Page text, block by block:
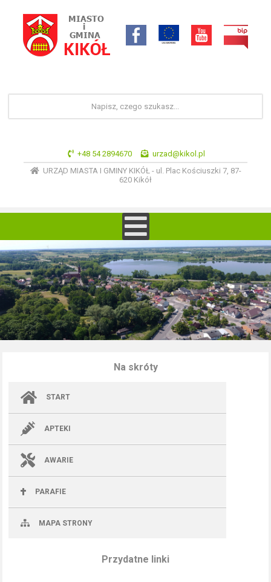
+48 54 2894670
urzad@kikol.pl
URZĄD MIASTA I GMINY KIKÓŁ - ul. Plac Kościuszki 7, 87-
620 Kikół
Na skróty
START
APTEKI
AWARIE
PARAFIE
MAPA STRONY
Przydatne linki